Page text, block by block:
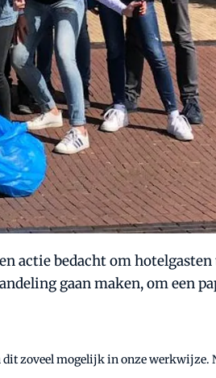
actie bedacht om
gaan maken, om een
zoveel mogelijk in onze werkwijze.